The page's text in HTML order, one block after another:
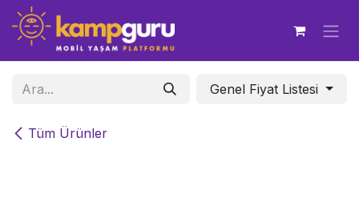
İçereği Atla
Tüm Ürünler
Genel Fiyat Listesi